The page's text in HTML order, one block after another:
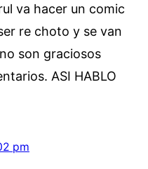
va hacer un comic
re choto y se van
son graciosos
ASI HABLO
pm